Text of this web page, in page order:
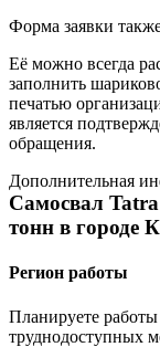
Форма заявки
Её можно всегда
заполнить
печатью
является
обращения.
Дополнительная
Самосвал
тонн в городе
Регион работы
Планируете
труднодоступных